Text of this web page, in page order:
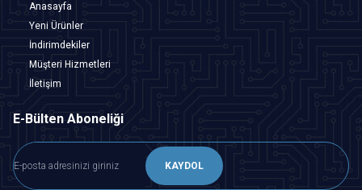
Anasayfa
Yeni Ürünler
İndirimdekiler
Müşteri Hizmetleri
İletişim
E-Bülten Aboneliği
KAYDOL